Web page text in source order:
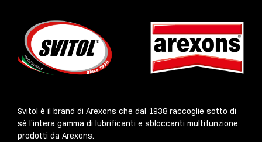
Svitol è il brand di Arexons che dal 1938 raccoglie sotto di
sè l’intera gamma di lubrificanti e sbloccanti multifunzione
prodotti da Arexons.